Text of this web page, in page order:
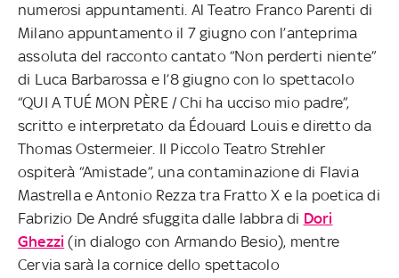
numerosi appuntamenti. Al Teatro Franco Parenti di
Milano appuntamento il 7 giugno con l’anteprima
assoluta del racconto cantato “Non perderti niente”
di Luca Barbarossa e l’8 giugno con lo spettacolo
“QUI A TUÉ MON PÈRE / Chi ha ucciso mio padre”,
scritto e interpretato da Édouard Louis e diretto da
Thomas Ostermeier. Il Piccolo Teatro Strehler
ospiterà “Amistade”, una contaminazione di Flavia
Mastrella e Antonio Rezza tra Fratto X e la poetica di
Fabrizio De André sfuggita dalle labbra di Dori
Ghezzi (in dialogo con Armando Besio), mentre
Cervia sarà la cornice dello spettacolo